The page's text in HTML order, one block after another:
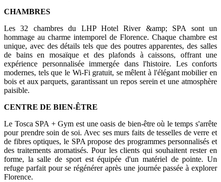
CHAMBRES
Les 32 chambres du LHP Hotel River &amp; SPA sont un
hommage au charme intemporel de Florence. Chaque chambre est
unique, avec des détails tels que des poutres apparentes, des salles
de bains en mosaïque et des plafonds à caissons, offrant une
expérience personnalisée immergée dans l'histoire. Les conforts
modernes, tels que le Wi-Fi gratuit, se mêlent à l'élégant mobilier en
bois et aux parquets, garantissant un repos serein et une atmosphère
paisible.
CENTRE DE BIEN-ÊTRE
Le Tosca SPA + Gym est une oasis de bien-être où le temps s'arrête
pour prendre soin de soi. Avec ses murs faits de tesselles de verre et
de fibres optiques, le SPA propose des programmes personnalisés et
des traitements aromatisés. Pour les clients qui souhaitent rester en
forme, la salle de sport est équipée d'un matériel de pointe. Un
refuge parfait pour se régénérer après une journée passée à explorer
Florence.